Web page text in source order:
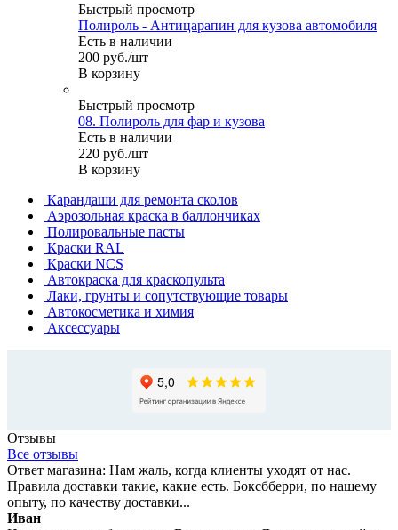
Быстрый просмотр
Полироль - Антицарапин для кузова автомобиля
Есть в наличии
200 руб./шт
В корзину
Быстрый просмотр
08. Полироль для фар и кузова
Есть в наличии
220 руб./шт
В корзину
Карандаши для ремонта сколов
Аэрозольная краска в баллончиках
Полировальные пасты
Краски RAL
Краски NCS
Автокраска для краскопульта
Лаки, грунты и сопутствующие товары
Автокосметика и химия
Аксессуары
Отзывы
Все отзывы
Ответ магазина: Нам жаль, когда клиенты уходят от нас.
Правила доставки такие, какие есть. Боксбберри, по нашему
опыту, по качеству доставки...
Иван